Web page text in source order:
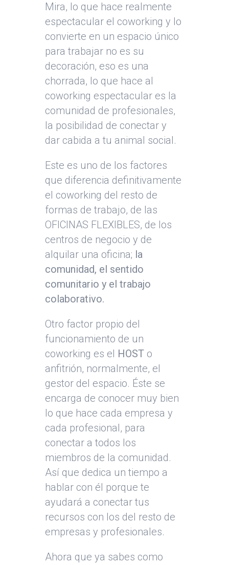
Mira, lo que hace realmente
espectacular el coworking y lo
convierte en un espacio único
para trabajar no es su
decoración, eso es una
chorrada, lo que hace al
coworking espectacular es la
comunidad de profesionales,
la posibilidad de conectar y
dar cabida a tu animal social.
Este es uno de los factores
que diferencia definitivamente
el coworking del resto de
formas de trabajo, de las
OFICINAS FLEXIBLES, de los
centros de negocio y de
alquilar una oficina; la
comunidad, el sentido
comunitario y el trabajo
colaborativo.
Otro factor propio del
funcionamiento de un
coworking es el HOST o
anfitrión, normalmente, el
gestor del espacio. Éste se
encarga de conocer muy bien
lo que hace cada empresa y
cada profesional, para
conectar a todos los
miembros de la comunidad.
Así que dedica un tiempo a
hablar con él porque te
ayudará a conectar tus
recursos con los del resto de
empresas y profesionales.
Ahora que ya sabes como